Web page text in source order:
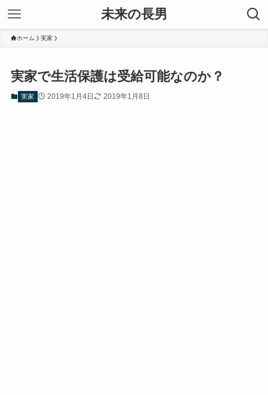
未来の長男
ホーム 実家
実家で生活保護は受給可能なのか？
実家 2019年1月4日 2019年1月8日